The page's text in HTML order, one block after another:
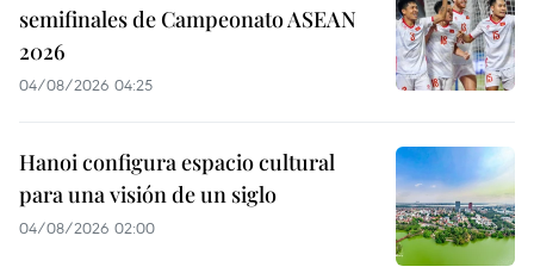
semifinales de Campeonato ASEAN
2026
04/08/2026 04:25
Hanoi configura espacio cultural
para una visión de un siglo
04/08/2026 02:00